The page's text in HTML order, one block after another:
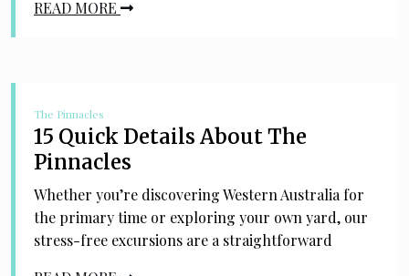
READ MORE
The Pinnacles
15 Quick Details About The
Pinnacles
Whether you’re discovering Western Australia for
the primary time or exploring your own yard, our
stress-free excursions are a straightforward